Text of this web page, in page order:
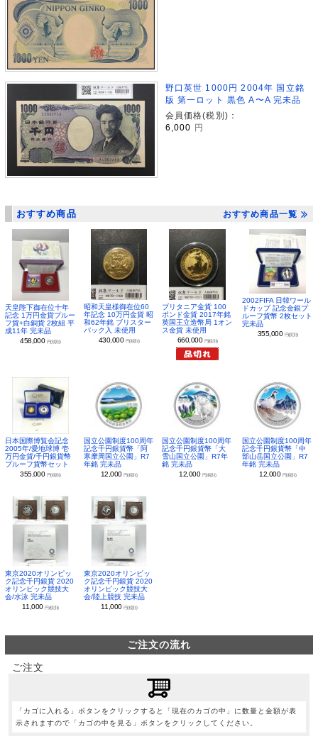
野口英世 1000円 2004年 国立銘
版 第一ロット 黒色 A〜A 完未品
会員価格(税別)：
6,000
円
おすすめ商品 おすすめ商品一覧
天皇陛下御在位十年
記念 1万円金貨プルー
フ貨+白銅貨 2枚組 平
成11年 完未品
458,000 円(税別)
昭和天皇様御在位60
年記念 10万円金貨 昭
和62年銘 ブリスター
パック入 未使用
430,000 円(税別)
ブリタニア金貨 100
ポンド金貨 2017年銘
英国王立造幣局 1オン
ス金貨 未使用
660,000 円(税別)
2002FIFA 日韓ワール
ドカップ 記念金銀プ
ルーフ貨幣 2枚セット
完未品
355,000 円(税別)
日本国際博覧会記念
2005年/愛地球博 壱
万円金貨/千円銀貨幣
プルーフ貨幣セット
355,000 円(税別)
国立公園制度100周年
記念千円銀貨幣「阿
寒摩周国立公園」R7
年銘 完未品
12,000 円(税別)
国立公園制度100周年
記念千円銀貨幣「大
雪山国立公園」R7年
銘 完未品
12,000 円(税別)
国立公園制度100周年
記念千円銀貨幣「中
部山岳国立公園」R7
年銘 完未品
12,000 円(税別)
東京2020オリンピッ
ク記念千円銀貨 2020
オリンピック競技大
会/水泳 完未品
11,000円(税別)
東京2020オリンピッ
ク記念千円銀貨 2020
オリンピック競技大
会/陸上競技 完未品
11,000 円(税別)
ご注文の流れ
ご注文
「カゴに入れる」ボタンをクリックすると「現在のカゴの中」に数量と金額が表
示されますので「カゴの中を見る」ボタンをクリックしてください。